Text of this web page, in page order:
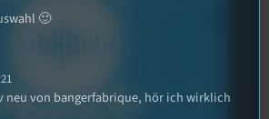
🙂
neu von bangerfabrique, hör ich wirklich